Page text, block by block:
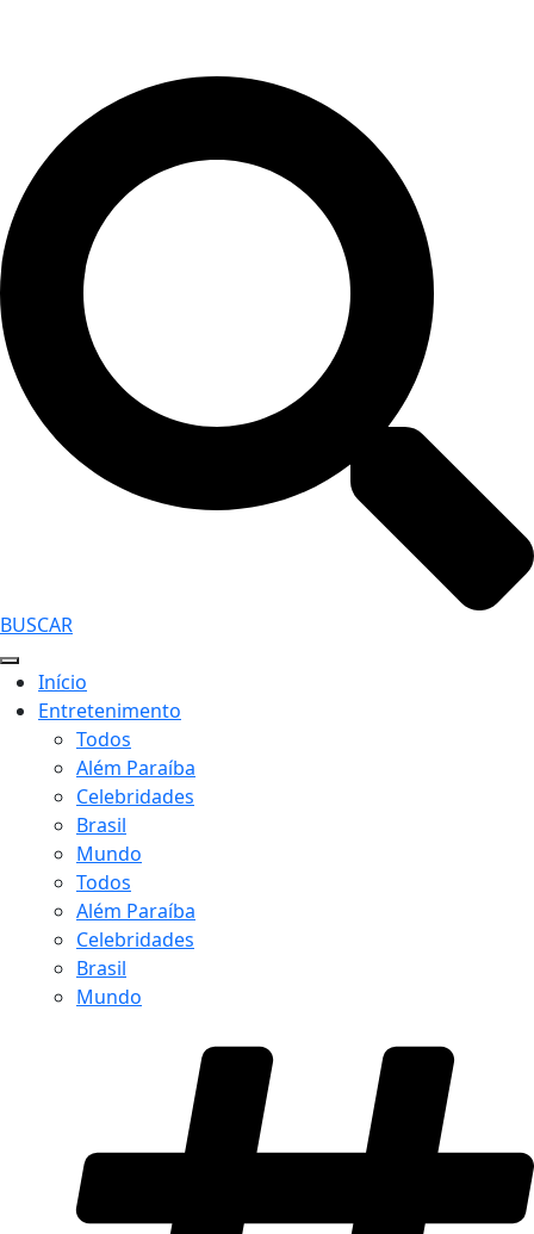
BUSCAR
Início
Entretenimento
Todos
Além Paraíba
Celebridades
Brasil
Mundo
Todos
Além Paraíba
Celebridades
Brasil
Mundo